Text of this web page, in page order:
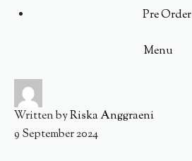
Pre Order
Menu
Written byRiska Anggraeni
9 September 2024